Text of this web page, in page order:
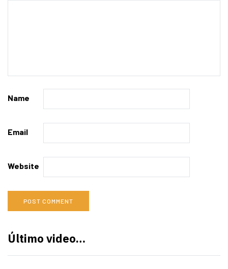
Name
Email
Website
Último video…